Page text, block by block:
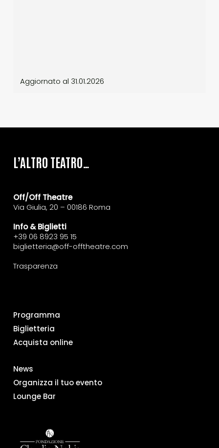
Aggiornato al 31.01.2026
L’ALTRO TEATRO…
Off/Off Theatre
Via Giulia, 20 – 00186 Roma
Info & Biglietti
+39 06 8923 95 15
biglietteria@off-offtheatre.com
Trasparenza
Programma
Biglietteria
Acquista online
News
Organizza il tuo evento
Lounge Bar